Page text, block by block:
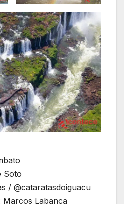
Soto
/ @cataratasdoiguacu
Marcos Labanca